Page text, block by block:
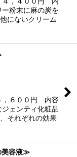
粉末に麻の炭を
にないクリーム
，６００円 内容
ェンティ化粧品
それぞれの効果
美容液≫